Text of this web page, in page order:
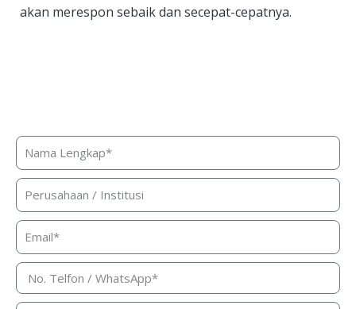
akan merespon sebaik dan secepat-cepatnya.